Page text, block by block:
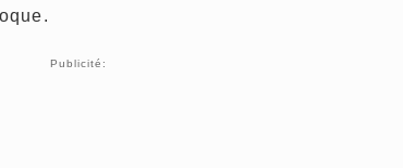
Publicité: